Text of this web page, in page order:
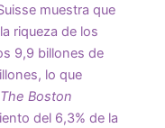
muestra que
riqueza de los
9,9 billones de
lo que
The Boston
del 6,3% de la